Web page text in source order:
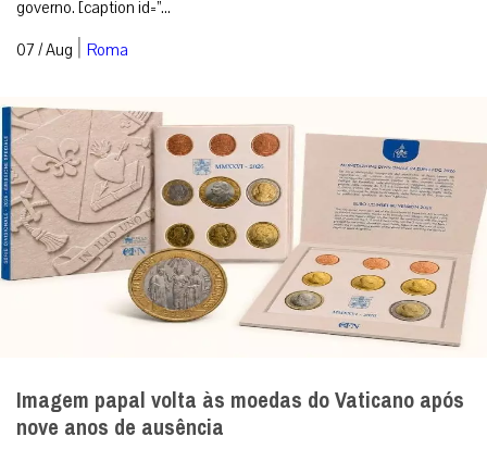
governo. [caption id=”...
07 / Aug | Roma
Imagem papal volta às moedas do Vaticano após
nove anos de ausência